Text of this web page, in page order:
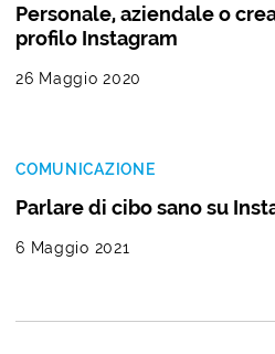
Personale, aziendale o
profilo Instagram
26 Maggio 2020
COMUNICAZIONE
Parlare di cibo sano su
6 Maggio 2021